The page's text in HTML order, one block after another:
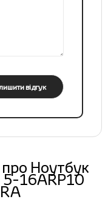
відгук
про Ноутбук
5-16ARP10